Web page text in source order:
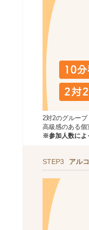
2対2のグループ
高級感のある個
※参加人数によ
STEP3 アル